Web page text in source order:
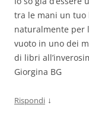
tra le mani un tuo
naturalmente per
vuoto in uno dei
di libri
Giorgina BG
Rispondi ↓